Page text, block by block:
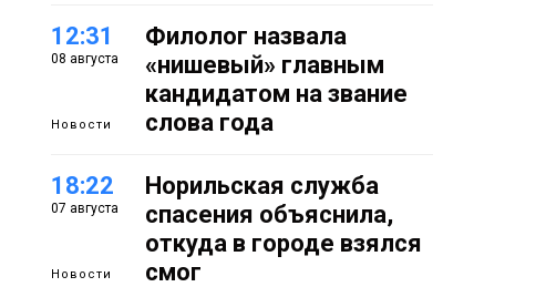
12:31
08 августа
Новости
Филолог назвала
«нишевый» главным
кандидатом на звание
слова года
18:22
07 августа
Новости
Норильская служба
спасения объяснила,
откуда в городе взялся
смог